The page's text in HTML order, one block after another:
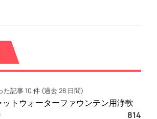
記事 10 件 (過去 28 日間)
ットウォーターファウンテン用浄軟
814